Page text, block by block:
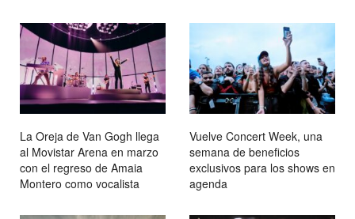
La Oreja de Van Gogh llega
al Movistar Arena en marzo
con el regreso de Amaia
Montero como vocalista
Vuelve Concert Week, una
semana de beneficios
exclusivos para los shows en
agenda